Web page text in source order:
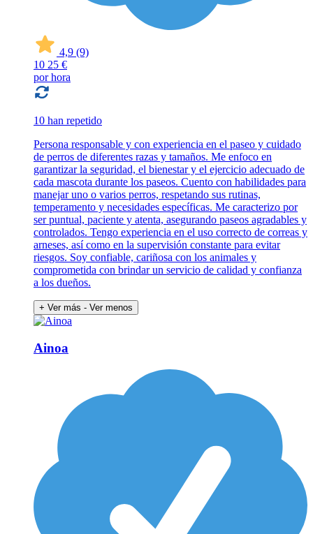
4,9 (9)
10 25 €
por hora
10 han repetido
Persona responsable y con experiencia en el paseo y cuidado
de perros de diferentes razas y tamaños. Me enfoco en
garantizar la seguridad, el bienestar y el ejercicio adecuado de
cada mascota durante los paseos. Cuento con habilidades para
manejar uno o varios perros, respetando sus rutinas,
temperamento y necesidades específicas. Me caracterizo por
ser puntual, paciente y atenta, asegurando paseos agradables y
controlados. Tengo experiencia en el uso correcto de correas y
arneses, así como en la supervisión constante para evitar
riesgos. Soy confiable, cariñosa con los animales y
comprometida con brindar un servicio de calidad y confianza
a los dueños.
+ Ver más - Ver menos
Ainoa